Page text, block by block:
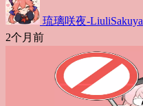
琉璃咲夜-LiuliSakuya
2个月前